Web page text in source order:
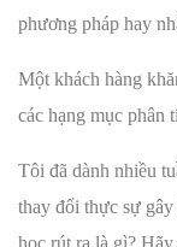
phương pháp hay
Một khách hàng
các hạng mục phân
Tôi đã dành nhiều
thay đổi thực sự